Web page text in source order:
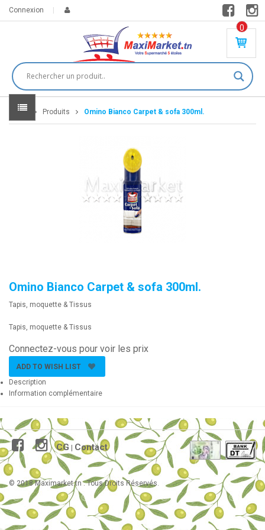
Connexion
0
PR
DU
IT(
S)
Home Produits Omino Bianco Carpet & sofa 300ml.
Omino Bianco Carpet & sofa 300ml.
Tapis, moquette & Tissus
Tapis, moquette & Tissus
Connectez-vous pour voir les prix
ADD TO WISH LIST
Description
Information complémentaire
CG Contact
© 2018 Maximarket.tn . Tous Droits Réservés.